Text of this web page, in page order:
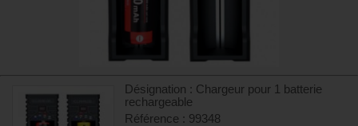
Désignation : Chargeur pour 1 batterie
rechargeable
Référence : 99348